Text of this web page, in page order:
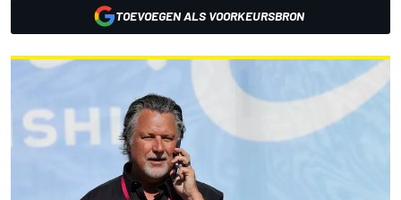
TOEVOEGEN ALS VOORKEURSBRON